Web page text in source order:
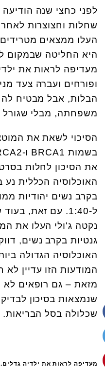
לפני כחצי שנה
שחלות וחצוצרות
העלו ממצאים
היא החליטה שבמקום
מעדיפה לראות את
ופורחים ועברה צעד
הבלות, אבל מבטיח לה
משפחתה, מבלי
הסיכוי לשאת את
את הסיכון לחלות
בקרב נשים יהודיות
ל-1:40. עם זאת,
נקטה ג'ולי העלו את
גנטיות בקרב נשים,
האוכלוסיה הגדולה
המודעות הזו עדיין
מזאת – גם רופאים לא
שנמצאות בסיכון
שכלולה בסל הבריאות.
מעדיפה לראות את ילדיה גדלים.